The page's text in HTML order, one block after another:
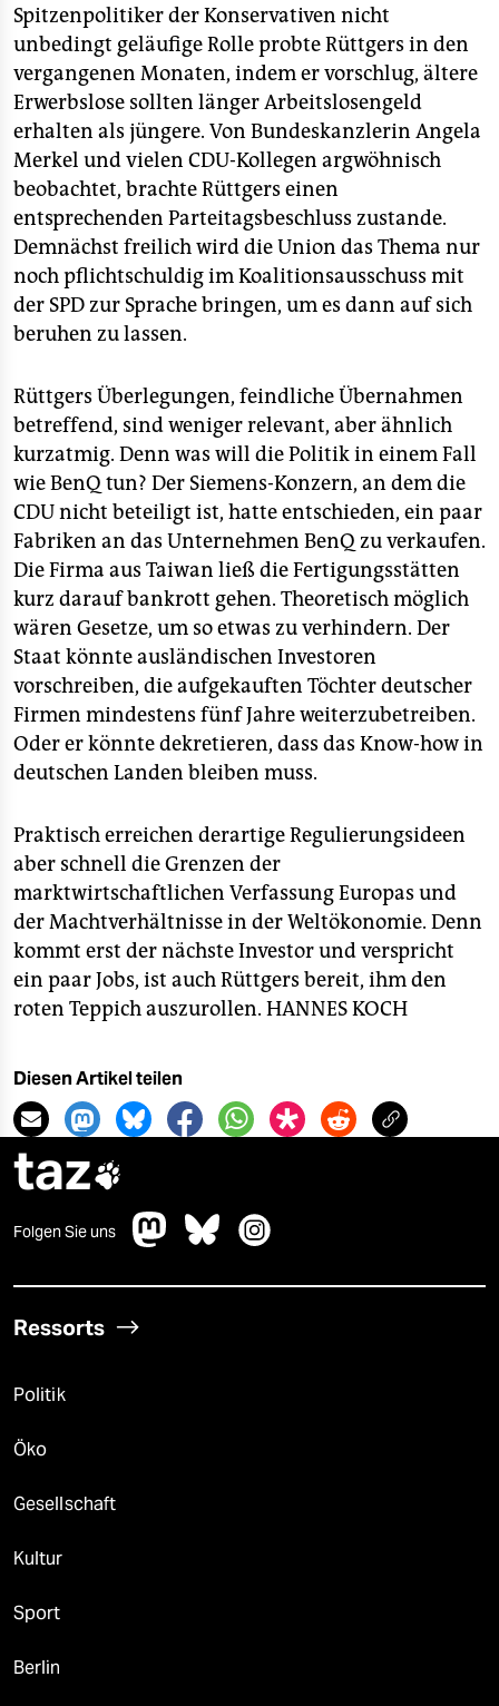
Spitzenpolitiker der Konservativen nicht
unbedingt geläufige Rolle probte Rüttgers in den
vergangenen Monaten, indem er vorschlug, ältere
Erwerbslose sollten länger Arbeitslosengeld
erhalten als jüngere. Von Bundeskanzlerin Angela
Merkel und vielen CDU-Kollegen argwöhnisch
beobachtet, brachte Rüttgers einen
entsprechenden Parteitagsbeschluss zustande.
Demnächst freilich wird die Union das Thema nur
noch pflichtschuldig im Koalitionsausschuss mit
der SPD zur Sprache bringen, um es dann auf sich
beruhen zu lassen.
Rüttgers Überlegungen, feindliche Übernahmen
betreffend, sind weniger relevant, aber ähnlich
kurzatmig. Denn was will die Politik in einem Fall
wie BenQ tun? Der Siemens-Konzern, an dem die
CDU nicht beteiligt ist, hatte entschieden, ein paar
Fabriken an das Unternehmen BenQ zu verkaufen.
Die Firma aus Taiwan ließ die Fertigungsstätten
kurz darauf bankrott gehen. Theoretisch möglich
wären Gesetze, um so etwas zu verhindern. Der
Staat könnte ausländischen Investoren
vorschreiben, die aufgekauften Töchter deutscher
Firmen mindestens fünf Jahre weiterzubetreiben.
Oder er könnte dekretieren, dass das Know-how in
deutschen Landen bleiben muss.
Praktisch erreichen derartige Regulierungsideen
aber schnell die Grenzen der
marktwirtschaftlichen Verfassung Europas und
der Machtverhältnisse in der Weltökonomie. Denn
kommt erst der nächste Investor und verspricht
ein paar Jobs, ist auch Rüttgers bereit, ihm den
roten Teppich auszurollen. HANNES KOCH
Diesen Artikel teilen
taz
Folgen Sie uns
Ressorts
Politik
Öko
Gesellschaft
Kultur
Sport
Berlin